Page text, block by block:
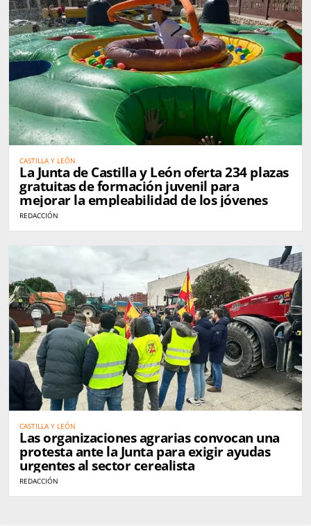
CASTILLA Y LEÓN
La Junta de Castilla y León oferta 234 plazas
gratuitas de formación juvenil para
mejorar la empleabilidad de los jóvenes
REDACCIÓN
CASTILLA Y LEÓN
Las organizaciones agrarias convocan una
protesta ante la Junta para exigir ayudas
urgentes al sector cerealista
REDACCIÓN